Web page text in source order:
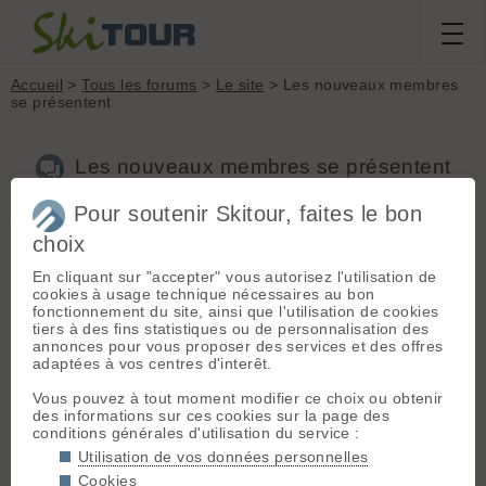
Accueil >Tous les forums > Le site > Les nouveaux membres
se présentent
Les nouveaux membres se présentent
Aller à la page :
Suivante
Nouveau sujet Voir tous les sujets Chercher Archives
J
jlsk[4posts] - Le 08/11/2017 14:21
Bonjour, moi c'est Jean-Luc, je suis de Besançon et je fais du
de temps sans avoir créé de compte, voilà c'est fait ! :-)
TyleurDurden [1post] - Le 09/11/2017 17:34
Pour soutenir Skitour, faites le bon
choix
En cliquant sur "accepter" vous autorisez l'utilisation de
cookies à usage technique nécessaires au bon
fonctionnement du site, ainsi que l'utilisation de cookies
tiers à des fins statistiques ou de personnalisation des
annonces pour vous proposer des services et des offres
adaptées à vos centres d'interêt.
Vous pouvez à tout moment modifier ce choix ou obtenir
des informations sur ces cookies sur la page des
conditions générales d'utilisation du service :
Utilisation de vos données personnelles
Cookies